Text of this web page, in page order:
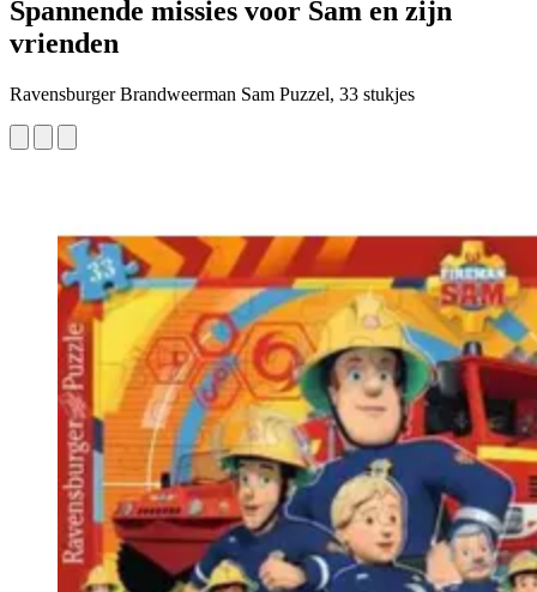
Spannende missies voor Sam en zijn
vrienden
Ravensburger Brandweerman Sam Puzzel, 33 stukjes